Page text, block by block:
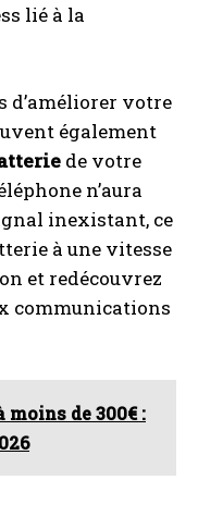
lié à la
d’améliorer votre
également
de votre
n’aura
inexistant, ce
à une vitesse
et redécouvrez
communications
de 300€ :